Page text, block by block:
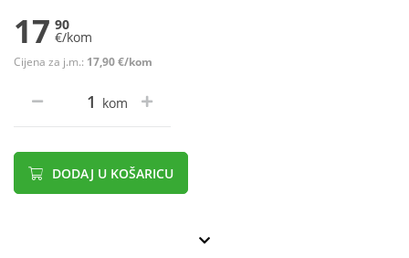
17 90
€/kom
Cijena za j.m.: 17,90 €/kom
kom
DODAJ U KOŠARICU